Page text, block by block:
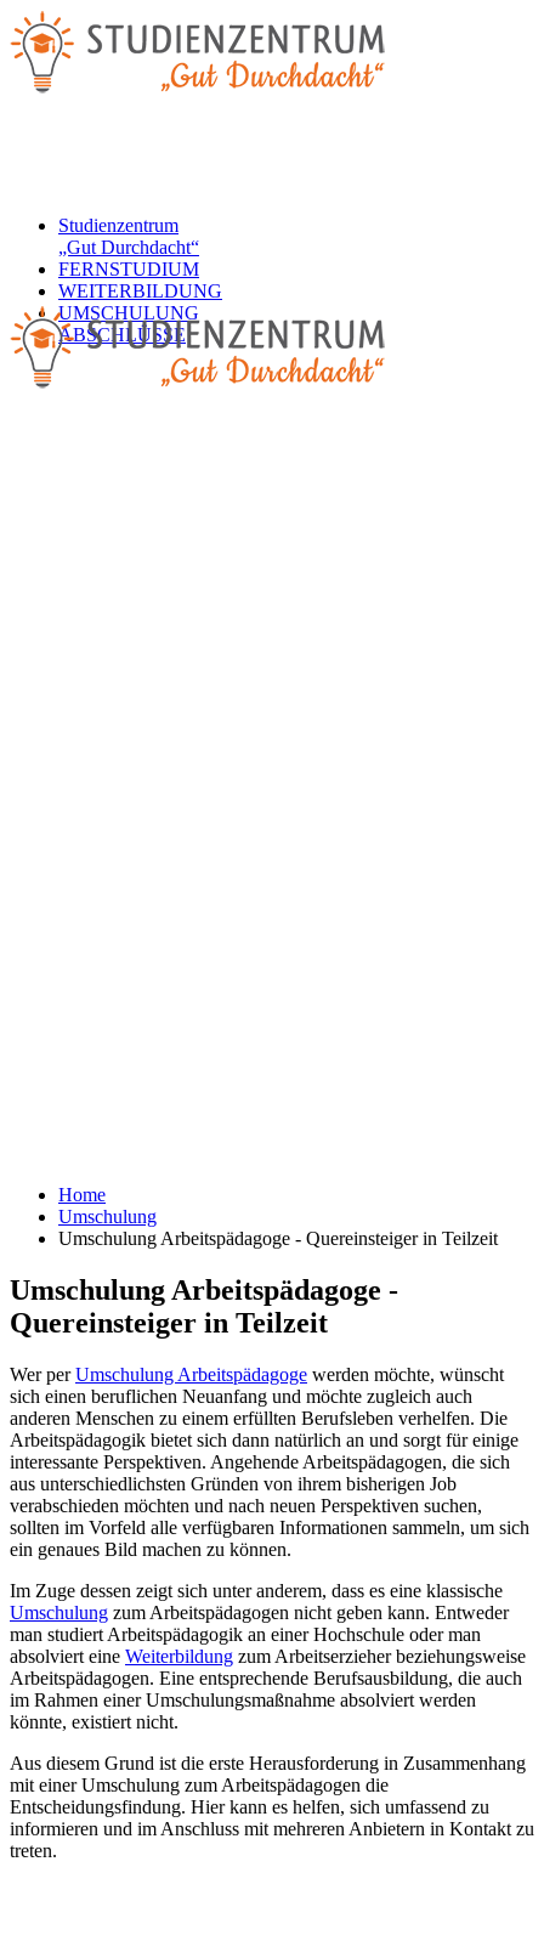
Studienzentrum
„Gut Durchdacht“
FERNSTUDIUM
WEITERBILDUNG
UMSCHULUNG
ABSCHLÜSSE
Home
Umschulung
Umschulung Arbeitspädagoge - Quereinsteiger in Teilzeit
Umschulung Arbeitspädagoge -
Quereinsteiger in Teilzeit
Wer perUmschulung Arbeitspädagoge werden möchte, wünscht
sich einen beruflichen Neuanfang und möchte zugleich auch
anderen Menschen zu einem erfüllten Berufsleben verhelfen. Die
Arbeitspädagogik bietet sich dann natürlich an und sorgt für einige
interessante Perspektiven. Angehende Arbeitspädagogen, die sich
aus unterschiedlichsten Gründen von ihrem bisherigen Job
verabschieden möchten und nach neuen Perspektiven suchen,
sollten im Vorfeld alle verfügbaren Informationen sammeln, um sich
ein genaues Bild machen zu können.
Im Zuge dessen zeigt sich unter anderem, dass es eine klassische
Umschulung zum Arbeitspädagogen nicht geben kann. Entweder
man studiert Arbeitspädagogik an einer Hochschule oder man
absolviert eine Weiterbildung zum Arbeitserzieher beziehungsweise
Arbeitspädagogen. Eine entsprechende Berufsausbildung, die auch
im Rahmen einer Umschulungsmaßnahme absolviert werden
könnte, existiert nicht.
Aus diesem Grund ist die erste Herausforderung in Zusammenhang
mit einer Umschulung zum Arbeitspädagogen die
Entscheidungsfindung. Hier kann es helfen, sich umfassend zu
informieren und im Anschluss mit mehreren Anbietern in Kontakt zu
treten.